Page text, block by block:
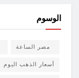
الوسوم
مصر الساعة
أسعار الذهب اليوم